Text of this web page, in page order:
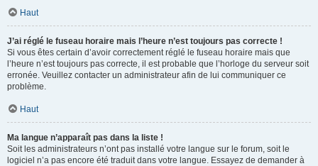
Haut
J’ai réglé le fuseau horaire mais l’heure n’est toujours pas correcte !
Si vous êtes certain d’avoir correctement réglé le fuseau horaire mais que
l’heure n’est toujours pas correcte, il est probable que l’horloge du serveur soit
erronée. Veuillez contacter un administrateur afin de lui communiquer ce
problème.
Haut
Ma langue n’apparaît pas dans la liste !
Soit les administrateurs n’ont pas installé votre langue sur le forum, soit le
logiciel n’a pas encore été traduit dans votre langue. Essayez de demander à